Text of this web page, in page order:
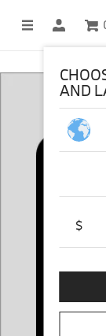
DEZE
AND
$